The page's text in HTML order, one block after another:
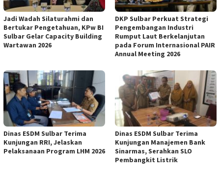
Jadi Wadah Silaturahmi dan
Bertukar Pengetahuan, KPw BI
Sulbar Gelar Capacity Building
Wartawan 2026
DKP Sulbar Perkuat Strategi
Pengembangan Industri
Rumput Laut Berkelanjutan
pada Forum Internasional PAIR
Annual Meeting 2026
Dinas ESDM Sulbar Terima
Kunjungan RRI, Jelaskan
Pelaksanaan Program LHM 2026
Dinas ESDM Sulbar Terima
Kunjungan Manajemen Bank
Sinarmas, Serahkan SLO
Pembangkit Listrik